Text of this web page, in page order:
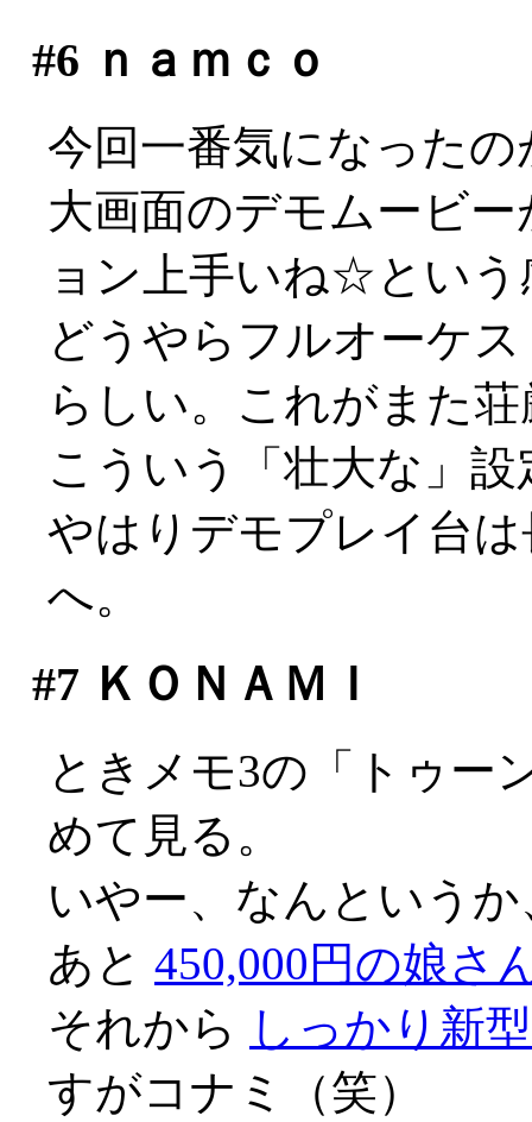
#6 ｎａｍｃｏ
今回一番気になった
大画面のデモムービ
ョン上手いね☆という
どうやらフルオーケ
らしい。これがまた荘
こういう「壮大な」
やはりデモプレイ台
へ。
#7 ＫＯＮＡＭＩ
ときメモ3の「トゥー
めて見る。
いやー、なんという
あと 450,000円の娘さ
それから しっかり新
すがコナミ（笑）